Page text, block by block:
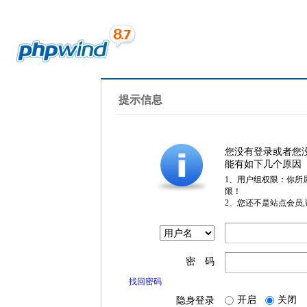
提示信息
您没有登录或者您
能有如下几个原因
1、用户组权限：你所
限！
2、您还不是站点会员
密 码
找回密码
隐身登录 开启 关闭